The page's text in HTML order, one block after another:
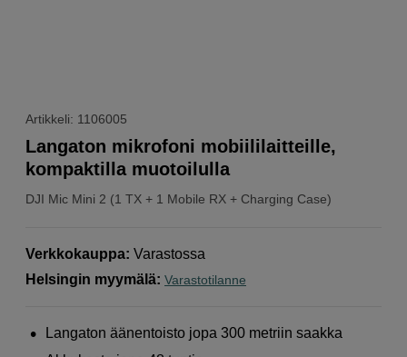
Artikkeli: 1106005
DJI Mic Mini 2 (1 TX + 1 Mobile RX + Charging Case)
Langaton mikrofoni mobiililaitteille,
kompaktilla muotoilulla
Verkkokauppa: Varastossa
Helsingin myymälä: Varastotilanne
Langaton äänentoisto jopa 300 metriin saakka